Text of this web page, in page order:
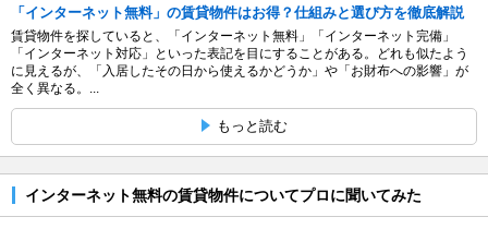
「インターネット無料」の賃貸物件はお得？仕組みと選び方を徹底解説
賃貸物件を探していると、「インターネット無料」「インターネット完備」
「インターネット対応」といった表記を目にすることがある。どれも似たよう
に見えるが、「入居したその日から使えるかどうか」や「お財布への影響」が
全く異なる。...
もっと読む
インターネット無料の賃貸物件についてプロに聞いてみた